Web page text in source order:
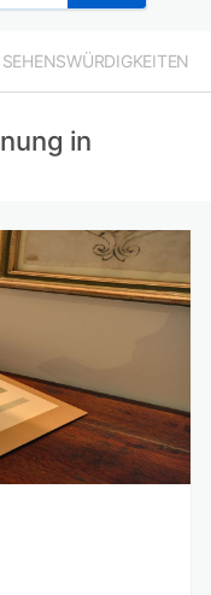
SEHENSWÜRDIGKEITEN
in